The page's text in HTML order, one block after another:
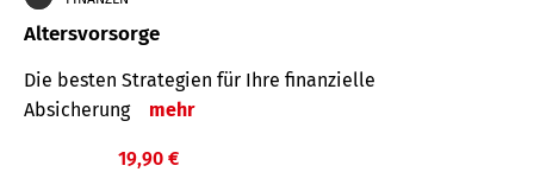
Altersvorsorge
Die besten Strategien für Ihre finanzielle
Absicherung
mehr
19,90 €